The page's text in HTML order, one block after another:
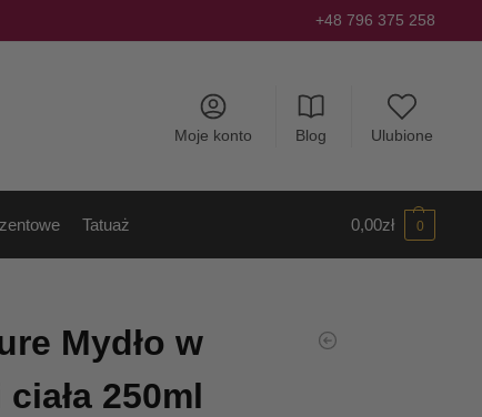
+48 796 375 258
Moje konto Blog Ulubione
Tatuaż 0,00zł 0
Mydło w
250ml